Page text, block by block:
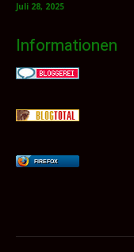
Juli 28, 2025
Informationen
FIREFOX